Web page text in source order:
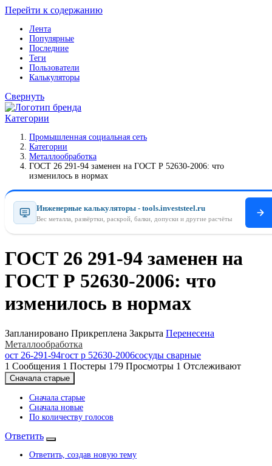
Перейти к содержанию
Лента
Популярные
Последние
Теги
Пользователи
Калькуляторы
Свернуть
Категории
Промышленная социальная сеть
Категории
Металлообработка
ГОСТ 26 291-94 заменен на ГОСТ Р 52630-2006: что
изменилось в нормах
Инженерные калькуляторы - tools.investsteel.ru
Вес металла, развёртки, раскрой, балки, допуски и другие расчёты
ГОСТ 26 291-94 заменен на
ГОСТ Р 52630-2006: что
изменилось в нормах
Запланировано Прикреплена Закрыта Перенесена
Металлообработка
ост 26-291-94гост р 52630-2006сосуды сварные
1 Сообщения 1 Постеры 179 Просмотры 1 Отслеживают
Сначала старые
Сначала старые
Сначала новые
По количеству голосов
Ответить
Ответить, создав новую тему